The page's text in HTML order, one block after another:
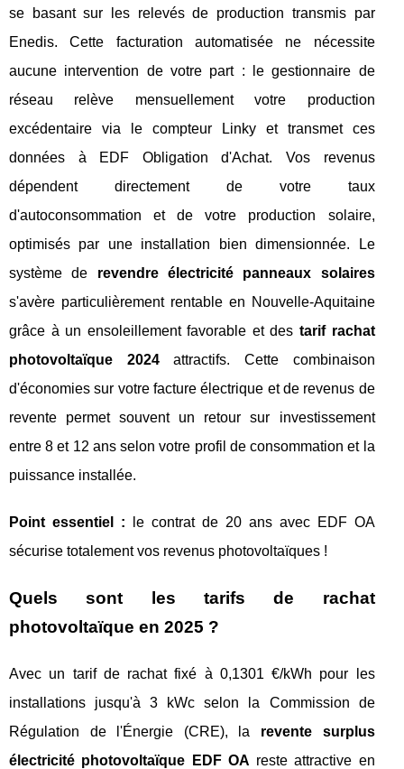
se basant sur les relevés de production transmis par
Enedis. Cette facturation automatisée ne nécessite
aucune intervention de votre part : le gestionnaire de
réseau relève mensuellement votre production
excédentaire via le compteur Linky et transmet ces
données à EDF Obligation d'Achat. Vos revenus
dépendent directement de votre taux
d'autoconsommation et de votre production solaire,
optimisés par une installation bien dimensionnée. Le
système de revendre électricité panneaux solaires
s'avère particulièrement rentable en Nouvelle-Aquitaine
grâce à un ensoleillement favorable et destarif rachat
photovoltaïque 2024attractifs. Cette combinaison
d'économies sur votre facture électrique et de revenus de
revente permet souvent un retour sur investissement
entre 8 et 12 ans selon votre profil de consommation et la
puissance installée.
Point essentiel : le contrat de 20 ans avec EDF OA
sécurise totalement vos revenus photovoltaïques !
Quels sont les tarifs de rachat
photovoltaïque en 2025 ?
Avec un tarif de rachat fixé à 0,1301 €/kWh pour les
installations jusqu'à 3 kWc selon la Commission de
Régulation de l'Énergie (CRE), la revente surplus
électricité photovoltaïque EDF OA reste attractive en